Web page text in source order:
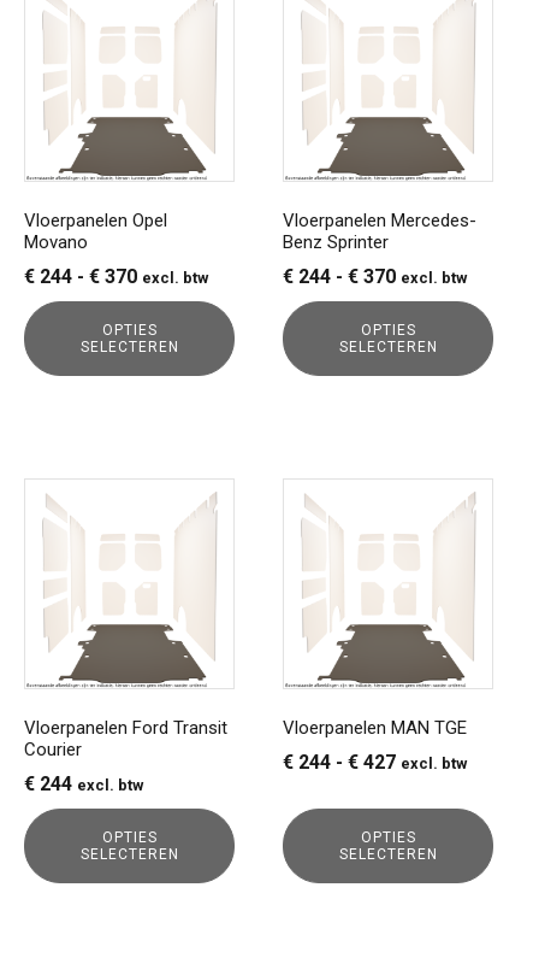
Vloerpanelen Opel
Movano
€ 244 - € 370Prijsklasse:
€ 244
tot
excl. btw
OPTIES
SELECTEREN
product
meerdere
variaties.
Deze
kan
gekozen
worden
op
de
productpagina
Vloerpanelen Mercedes-
Benz Sprinter
€ 244 - € 370Prijsklasse:
€ 244
tot
excl. btw
OPTIES
SELECTEREN
product
meerdere
variaties.
Deze
kan
gekozen
worden
op
de
productpagina
Vloerpanelen Ford Transit
Courier
€ 244 excl. btw
OPTIES
SELECTEREN
product
meerdere
variaties.
Deze
kan
gekozen
worden
op
de
productpagina
Vloerpanelen MAN TGE
€ 244 - € 427Prijsklasse:
€ 427
excl. btw
OPTIES
SELECTEREN
product
meerdere
variaties.
Deze
kan
gekozen
worden
de
productpagina